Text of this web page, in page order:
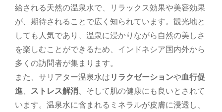
給される天然の温泉水で、リラックス効果や美容効果
が、期待されることで広く知られています。観光地と
しても人気であり、温泉に浸かりながら自然の美しさ
を楽しむことができるため、インドネシア国内外から
多くの訪問者が集まります。
また、サリアター温泉水は リラクゼーションや血行促
進
ストレス解消 、そして肌の健康にも良いとされて
います。温泉水に含まれるミネラルが皮膚に浸透し、